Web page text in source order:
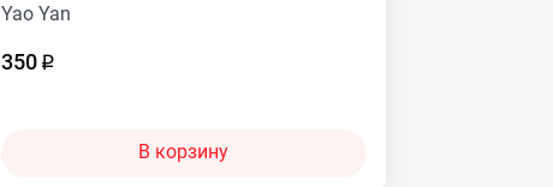
Yao Yan
350
В корзину